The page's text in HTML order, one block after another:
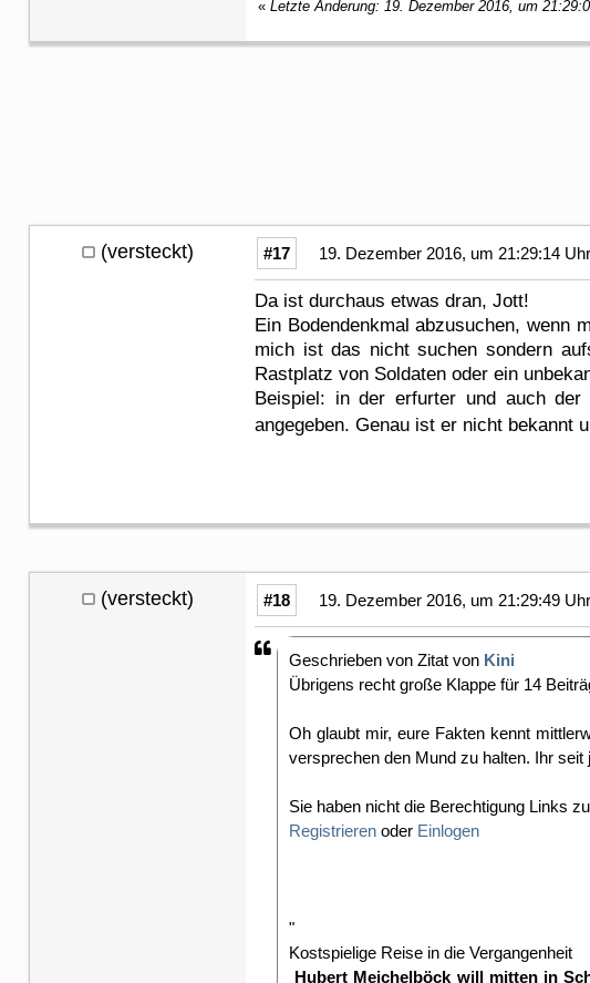
« Letzte Änderung: 19. Dezember 2016, um
(versteckt) #17 19. Dezember 2016, um 21:29:14 Uhr
Da ist durchaus etwas dran, Jott!
Ein Bodendenkmal abzusuchen, wenn
mich ist das nicht suchen sondern
Rastplatz von Soldaten oder ein
Beispiel: in der erfurter und auch
angegeben. Genau ist er nicht bekannt
(versteckt) #18 19. Dezember 2016, um 21:29:49 Uhr
Geschrieben von Zitat von Kini
Übrigens recht große Klappe für 14
Oh glaubt mir, eure Fakten kennt
versprechen den Mund zu halten. Ihr
Sie haben nicht die Berechtigung Links
Registrieren oder Einlogen
"
Kostspielige Reise in die Vergangenheit
Hubert Meichelböck will mitten in